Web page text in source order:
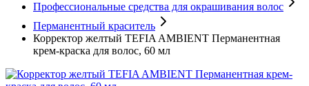
Профессиональные средства для окрашивания волос
Перманентный краситель
Корректор желтый TEFIA AMBIENT Перманентная
крем-краска для волос, 60 мл